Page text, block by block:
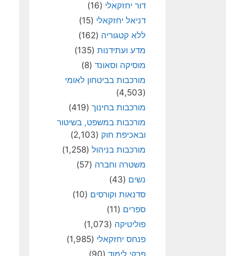
דור יחזקאלי (16)
דניאל יחזקאלי (15)
ללא קטגוריה (162)
מדע ועתידנות (135)
מוסיקה וסאונד (8)
מורכבות בביטחון לאומי
(4,503)
מורכבות בחינוך (419)
מורכבות במשפט, בשיטור
ובאכיפת חוק (2,103)
מורכבות בניהול (1,258)
משטרה וחברה (57)
נשים (43)
סדנאות וקורסים (10)
ספרים (11)
פוליטיקה (1,073)
פנחס יחזקאלי (1,985)
פרקי לימוד (90)